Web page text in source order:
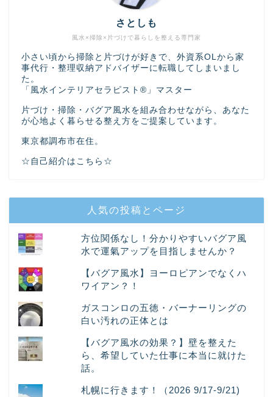
風水×掃除×片づけで暮らしを整える専門家
さとしも
小さい頃から掃除と片づけが好きで、外資系OLから家
事代行・整理収納アドバイザーに転職してしまいまし
た。
「風水インテリアセラピスト®」マスター
片づけ・掃除・バグア風水を組み合わせながら、あなた
が心地よく暮らせる整え方をご提案しています。
東京都調布市在住。
☆自己紹介はこちら☆
人気の投稿とページ
方位関係なし！分かりやすいバグア風
水で運氣アップを目指しませんか？
【バグア風水】ヨーロピアンでなくハ
ワイアン？！
ガスコンロの五徳・バーナーリングの
白い汚れの正体とは
【バグア風水の効果？】壁を整えた
ら、希望していた仕事に本当に就けた
話。
札幌に行きます！（2026 9/17-9/21)